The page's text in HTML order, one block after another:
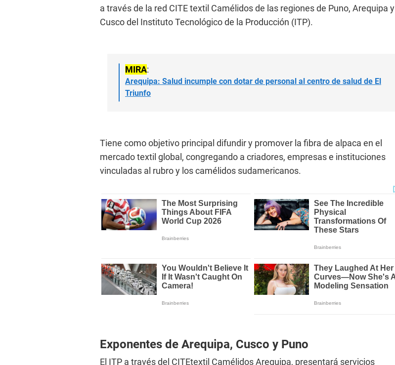
a través de la red CITE textil Camélidos de las regiones de Puno, Arequipa y
Cusco del Instituto Tecnológico de la Producción (ITP).
MIRA:
Arequipa: Salud incumple con dotar de personal al centro de salud de El
Triunfo
Tiene como objetivo principal difundir y promover la fibra de alpaca en el
mercado textil global, congregando a criadores, empresas e instituciones
vinculadas al rubro y los camélidos sudamericanos.
Exponentes de Arequipa, Cusco y Puno
El ITP a través del CITEtextil Camélidos Arequipa, presentará servicios